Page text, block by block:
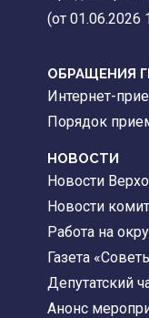
(от 01.06.2026
ОБРАЩЕНИЯ
Интернет-
Порядок
НОВОСТИ
Новости
Новости
Работа на
Газета
Депутатский
Анонс